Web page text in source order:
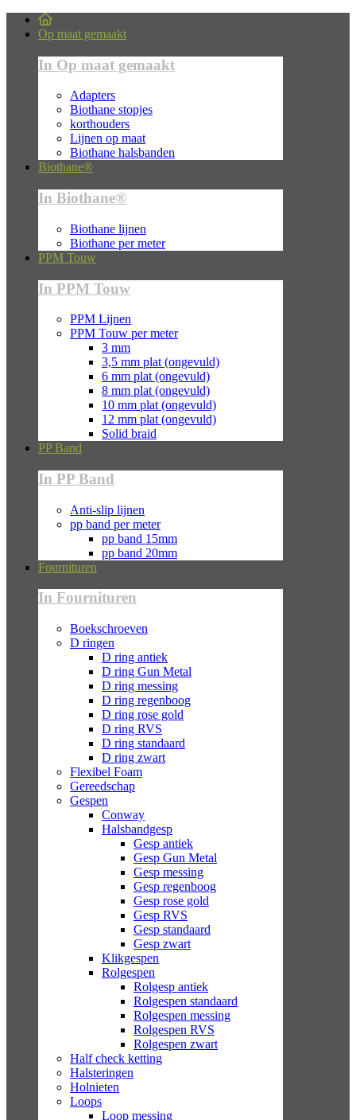
Op maat gemaakt
In Op maat gemaakt
Adapters
Biothane stopjes
korthouders
Lijnen op maat
Biothane halsbanden
Biothane®
In Biothane®
Biothane lijnen
Biothane per meter
PPM Touw
In PPM Touw
PPM Lijnen
PPM Touw per meter
3 mm
3,5 mm plat (ongevuld)
6 mm plat (ongevuld)
8 mm plat (ongevuld)
10 mm plat (ongevuld)
12 mm plat (ongevuld)
Solid braid
PP Band
In PP Band
Anti-slip lijnen
pp band per meter
pp band 15mm
pp band 20mm
Fournituren
In Fournituren
Boekschroeven
D ringen
D ring antiek
D ring Gun Metal
D ring messing
D ring regenboog
D ring rose gold
D ring RVS
D ring standaard
D ring zwart
Flexibel Foam
Gereedschap
Gespen
Conway
Halsbandgesp
Gesp antiek
Gesp Gun Metal
Gesp messing
Gesp regenboog
Gesp rose gold
Gesp RVS
Gesp standaard
Gesp zwart
Klikgespen
Rolgespen
Rolgesp antiek
Rolgespen standaard
Rolgespen messing
Rolgespen RVS
Rolgespen zwart
Half check ketting
Halsteringen
Holnieten
Loops
Loop messing